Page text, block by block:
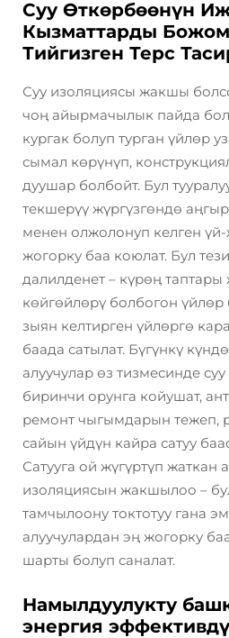
Суу Өткөрбөөнүн
Кызматтарды
Тийгизген Терс
Суу изоляциясы жакшы
чоң айырмачылык пайда
кургак болуп турган үйлөр
сымал көрүнүп,
дуушар болбойт. Бул
текшерүү жүргүзгөндө
менен олжолонуп келген
жогорку баа коюлат. Бул
далилденет – күрөң таптары
көйгөйлөрү болбогон үйлөр
зыян келтирген үйлөргө
баада сатылат. Бүгүнкү
алуучулар өз тизмесинде
биринчи орунга койушат,
ремонт чыгымдарын тежеп,
сайын үйдүн кайра сатуу
Сатууга ой жүгүртүп жаткан
изоляциясын жакшылоо –
тамчылоону токтотуу гана
алуучулардан эң жогорку
шарты болуп саналат.
Намылдуулукту
энергия